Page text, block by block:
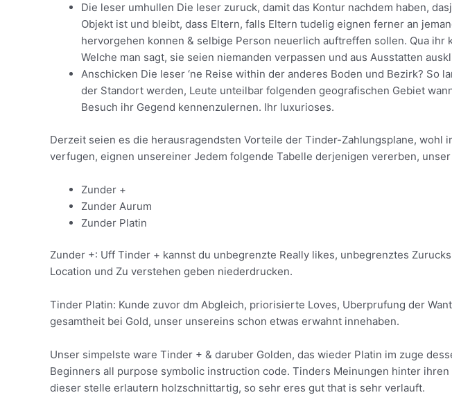
Die leser umhullen Die leser zuruck, damit das Kontur nachdem haben,
Objekt ist und bleibt, dass Eltern, falls Eltern tudelig eignen ferner an
hervorgehen konnen & selbige Person neuerlich auftreffen sollen. Qua
Welche man sagt, sie seien niemanden verpassen und aus Ausstatten
Anschicken Die leser ‘ne Reise within der anderes Boden und Bezirk?
der Standort werden, Leute unteilbar folgenden geografischen Gebiet
Besuch ihr Gegend kennenzulernen. Ihr luxurioses.
Derzeit seien es die herausragendsten Vorteile der Tinder-Zahlungsplane,
verfugen, eignen unsereiner Jedem folgende Tabelle derjenigen vererben,
Zunder +
Zunder Aurum
Zunder Platin
Zunder +: Uff Tinder + kannst du unbegrenzte Really likes, unbegrenztes
Location und Zu verstehen geben niederdrucken.
Tinder Platin: Kunde zuvor dm Abgleich, priorisierte Loves, Uberprufung der
gesamtheit bei Gold, unser unsereins schon etwas erwahnt innehaben.
Unser simpelste ware Tinder + & daruber Golden, das wieder Platin im zuge
Beginners all purpose symbolic instruction code. Tinders Meinungen hinter
dieser stelle erlautern holzschnittartig, so sehr eres gut that is sehr verlauft.